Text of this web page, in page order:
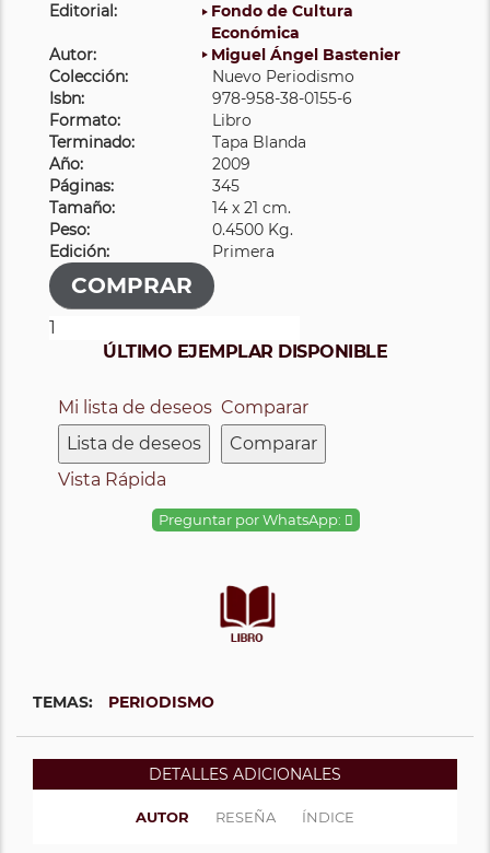
Editorial:
Fondo de Cultura
Económica
Autor:
Miguel Ángel Bastenier
Colección:
Nuevo Periodismo
Isbn:
978-958-38-0155-6
Formato:
Libro
Terminado:
Tapa Blanda
Año:
2009
Páginas:
345
Tamaño:
14 x 21 cm.
Peso:
0.4500 Kg.
Edición:
Primera
ÚLTIMO EJEMPLAR DISPONIBLE
Mi lista de deseos
Lista de deseos
Comparar
Comparar
Vista Rápida
Preguntar por WhatsApp:
TEMAS: PERIODISMO
DETALLES ADICIONALES
AUTOR RESEÑA ÍNDICE